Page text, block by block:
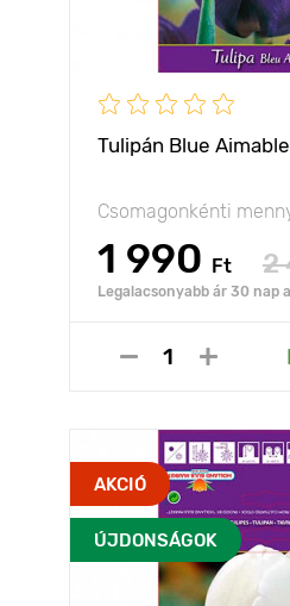
Tulipán Blue Aimable
Csomagonkénti
1 990 Ft 2
Legalacsonyabb ár 30 nap
AKCIÓ
ÚJDONSÁGOK